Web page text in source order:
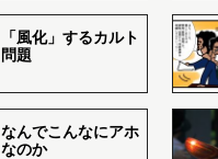
「風化」するカルト
問題
なんでこんなにアホ
なのか